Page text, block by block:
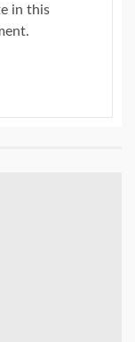
in this